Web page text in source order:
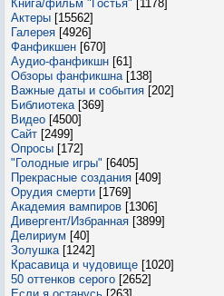
Книга/фильм "Гостья" [1178]
Актеры [15562]
Галерея [4926]
Фанфикшен [670]
Аудио-фанфикшн [61]
Обзоры фанфикшна [138]
Важные даты и события [202]
Библиотека [369]
Видео [4500]
Сайт [2499]
Опросы [172]
"Голодные игры" [6405]
Прекрасные создания [409]
Орудия смерти [1769]
Академия вампиров [1306]
Дивергент/Избранная [3899]
Делириум [40]
Золушка [1242]
Красавица и чудовище [1020]
50 оттенков серого [2652]